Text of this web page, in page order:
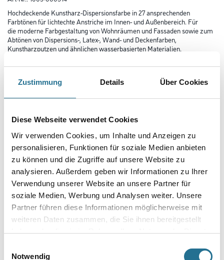
Zustimmung Details Über Cookies
Diese Webseite verwendet Cookies
Wir verwenden Cookies, um Inhalte und Anzeigen zu
personalisieren, Funktionen für soziale Medien anbieten
zu können und die Zugriffe auf unsere Website zu
analysieren. Außerdem geben wir Informationen zu Ihrer
Verwendung unserer Website an unsere Partner für
soziale Medien, Werbung und Analysen weiter. Unsere
Partner führen diese Informationen möglicherweise mit
weiteren Daten zusammen, die Sie ihnen bereitgestellt
haben oder die sie im Rahmen Ihrer Nutzung der Dienste
Notwendig
Hochdeckende Kunstharz-Dispersionsfarbe in 27 ansprechenden
Farbtönen für lichtechte Anstriche im Innen- und Außenbereich. Für
die moderne Farbgestaltung von Wohnräumen und Fassaden sowie zum
Abtönen von Dispersions-, Latex-, Wand- und Deckenfarben,
Kunstharzputzen und ähnlichen wasserbasierten Materialien.
Farbtonbezeichnung
Gebinde
Umrechnungsfaktoren